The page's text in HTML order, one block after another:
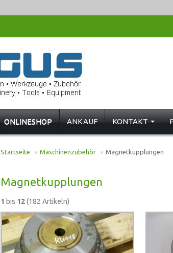
ONLINESHOP ANKAUF KONTAKT
Startseite » Maschinenzubehör » Magnetkupplungen
Magnetkupplungen
1 bis 12(182 Artikeln)